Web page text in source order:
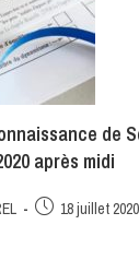
de
après midi
18 juillet 2020